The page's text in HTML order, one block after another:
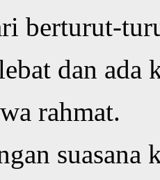
berturut-
dan ada
rahmat.